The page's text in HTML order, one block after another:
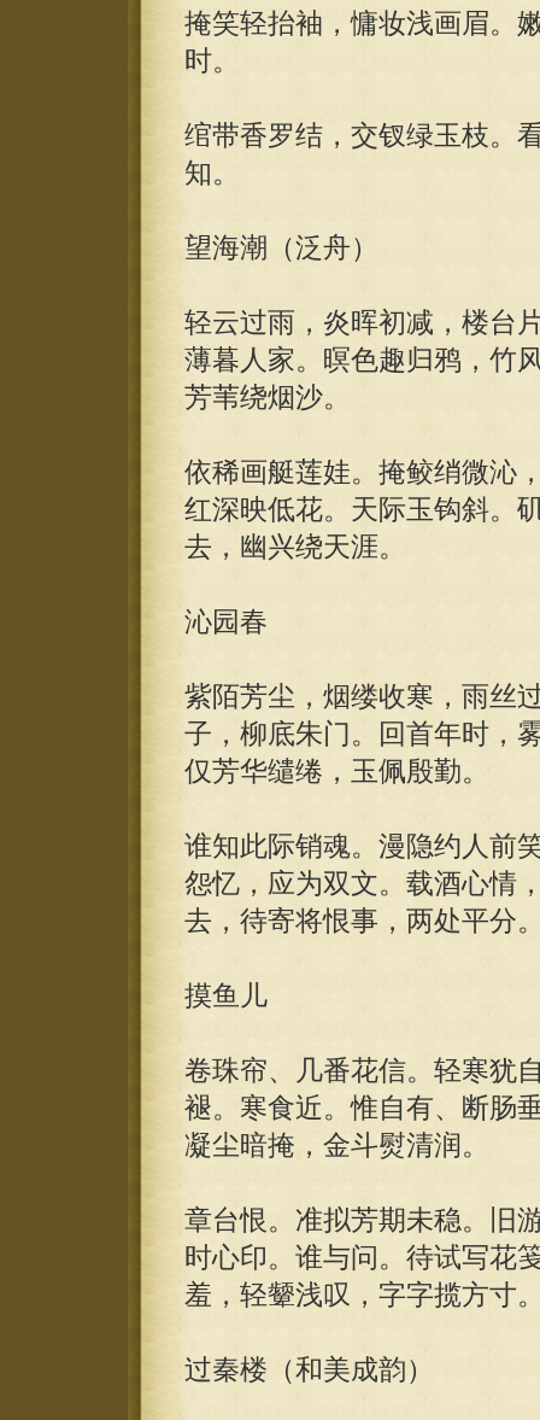
掩笑轻抬袖，慵妆浅画眉。
时。
绾带香罗结，交钗绿玉枝。
知。
望海潮（泛舟）
轻云过雨，炎晖初减，楼台
薄暮人家。暝色趣归鸦，竹
芳苇绕烟沙。
依稀画艇莲娃。掩鲛绡微沁
红深映低花。天际玉钩斜。
去，幽兴绕天涯。
沁园春
紫陌芳尘，烟缕收寒，雨丝
子，柳底朱门。回首年时，
仅芳华缱绻，玉佩殷勤。
谁知此际销魂。漫隐约人前
怨忆，应为双文。载酒心情
去，待寄将恨事，两处平分
摸鱼儿
卷珠帘、几番花信。轻寒犹
褪。寒食近。惟自有、断肠
凝尘暗掩，金斗熨清润。
章台恨。准拟芳期未稳。旧
时心印。谁与问。待试写花
羞，轻颦浅叹，字字揽方寸
过秦楼（和美成韵）